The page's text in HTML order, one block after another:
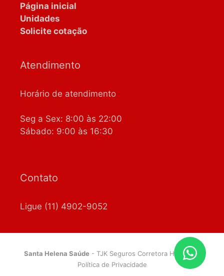
Página inicial
Unidades
Solicite cotação
Atendimento
Horário de atendimento
Seg a Sex: 8:00 às 22:00
Sábado: 9:00 às 16:30
Contato
Ligue (11) 4902-9052
Santa Helena Saúde - TJK Seguros Corretora Habilitada
Política de Privacidade